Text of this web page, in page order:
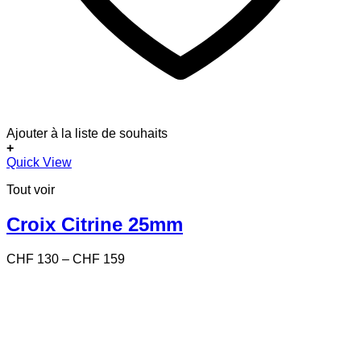
Ajouter à la liste de souhaits
+
Ce
a
variations.
Les
peuvent
Quick View
Tout voir
Croix Citrine 25mm
CHF 130 – CHF 159Price